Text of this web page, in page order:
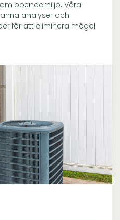
boendemiljö. Våra
analyser och
för att eliminera mögel